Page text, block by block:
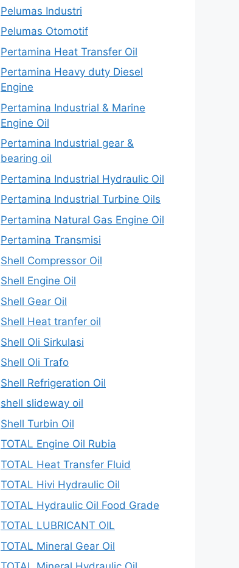
Pelumas Industri
Pelumas Otomotif
Pertamina Heat Transfer Oil
Pertamina Heavy duty Diesel
Engine
Pertamina Industrial & Marine
Engine Oil
Pertamina Industrial gear &
bearing oil
Pertamina Industrial Hydraulic Oil
Pertamina Industrial Turbine Oils
Pertamina Natural Gas Engine Oil
Pertamina Transmisi
Shell Compressor Oil
Shell Engine Oil
Shell Gear Oil
Shell Heat tranfer oil
Shell Oli Sirkulasi
Shell Oli Trafo
Shell Refrigeration Oil
shell slideway oil
Shell Turbin Oil
TOTAL Engine Oil Rubia
TOTAL Heat Transfer Fluid
TOTAL Hivi Hydraulic Oil
TOTAL Hydraulic Oil Food Grade
TOTAL LUBRICANT OIL
TOTAL Mineral Gear Oil